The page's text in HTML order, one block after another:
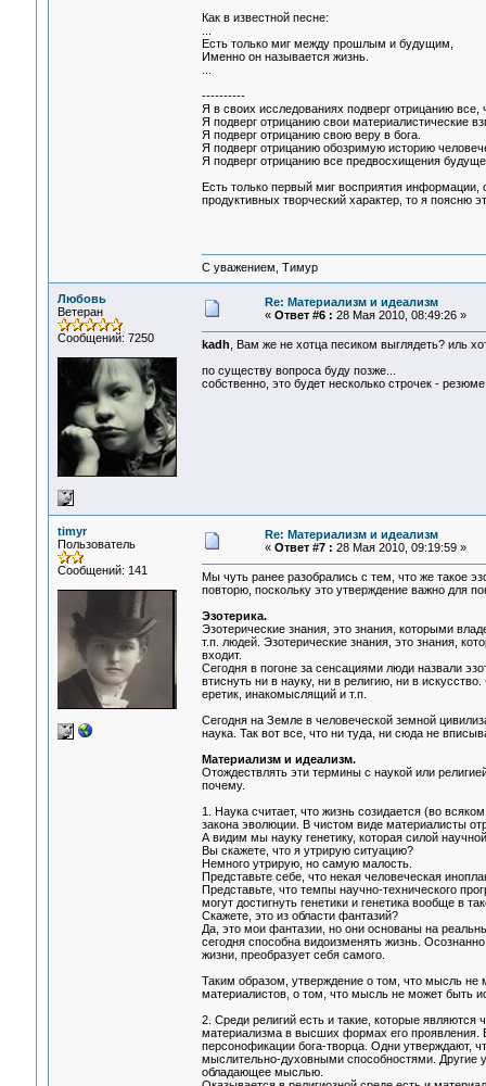
Как в известной песне:
Есть только миг между прошлым и будущим,
Именно он называется жизнь.
----------
Я в своих исследованиях подверг отрицанию
Я подверг отрицанию свои материалистические
Я подверг отрицанию свою веру в бога.
Я подверг отрицанию обозримую историю
Я подверг отрицанию все предвосхищения
Есть только первый миг восприятия
продуктивных творческий характер, то я поясню
С уважением, Тимур
Любовь
Ветеран
Сообщений: 7250
Re: Материализм и идеализм
« Ответ #6 : 28 Мая 2010, 08:49:26 »
kadh , Вам же не хотца песиком выглядеть? иль
по существу вопроса буду позже...
собственно, это будет несколько строчек -
timyr
Пользователь
Сообщений: 141
Re: Материализм и идеализм
« Ответ #7 : 28 Мая 2010, 09:19:59 »
Мы чуть ранее разобрались с тем, что же такое
повторю, поскольку это утверждение важно для
Эзотерика.
Эзотерические знания, это знания, которыми
т.п. людей. Эзотерические знания, это знания,
входит.
Сегодня в погоне за сенсациями люди назвали
втиснуть ни в науку, ни в религию, ни в
еретик, инакомыслящий и т.п.
Сегодня на Земле в человеческой земной
наука. Так вот все, что ни туда, ни сюда не
Материализм и идеализм.
Отождествлять эти термины с наукой или
почему.
1. Наука считает, что жизнь созидается (во
закона эволюции. В чистом виде материалисты
А видим мы науку генетику, которая силой
Вы скажете, что я утрирую ситуацию?
Немного утрирую, но самую малость.
Представьте себе, что некая человеческая
Представьте, что темпы научно-технического
могут достигнуть генетики и генетика вообще в
Скажете, это из области фантазий?
Да, это мои фантазии, но они основаны на
сегодня способна видоизменять жизнь.
жизни, преобразует себя самого.
Таким образом, утверждение о том, что мысль
материалистов, о том, что мысль не может быть
2. Среди религий есть и такие, которые являются
материализма в высших формах его проявления.
персонофикации бога-творца. Одни утверждают,
мыслительно-духовными способностями. Другие
обладающее мыслью.